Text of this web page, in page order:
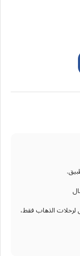
تذاكر الطيران، بحد أقصى 45 ريال لرحلات الذهاب فقط،